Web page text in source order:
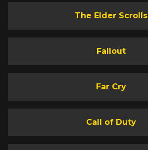
The Elder Scrolls
Fallout
Far Cry
Call of Duty